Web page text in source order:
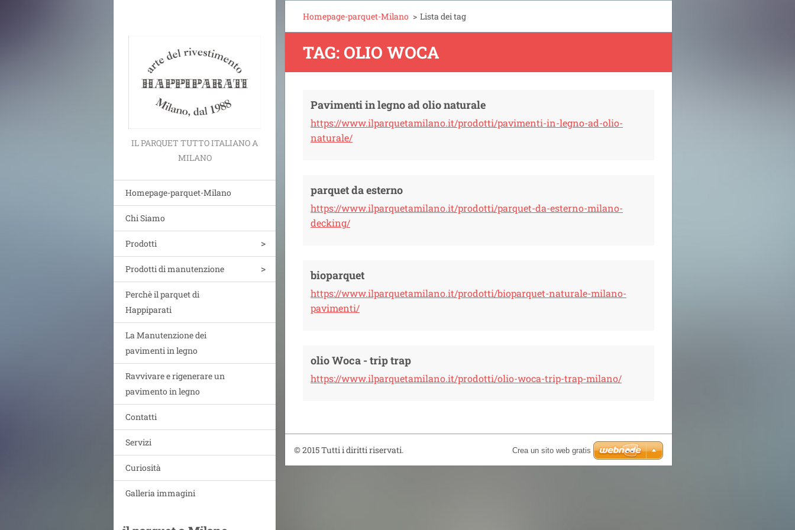
IL PARQUET TUTTO ITALIANO A
MILANO
Homepage-parquet-Milano
Chi Siamo
Prodotti
Prodotti di manutenzione
Perchè il parquet di
Happiparati
La Manutenzione dei
pavimenti in legno
Ravvivare e rigenerare un
pavimento in legno
Contatti
Servizi
Curiosità
Galleria immagini
Homepage-parquet-Milano > Lista dei tag
TAG: OLIO WOCA
Pavimenti in legno ad olio naturale
https://www.ilparquetamilano.it/prodotti/pavimenti-in-legno-ad-olio-
naturale/
parquet da esterno
https://www.ilparquetamilano.it/prodotti/parquet-da-esterno-milano-
decking/
bioparquet
https://www.ilparquetamilano.it/prodotti/bioparquet-naturale-milano-
pavimenti/
olio Woca - trip trap
https://www.ilparquetamilano.it/prodotti/olio-woca-trip-trap-milano/
© 2015 Tutti i diritti riservati. Crea un sito web gratis